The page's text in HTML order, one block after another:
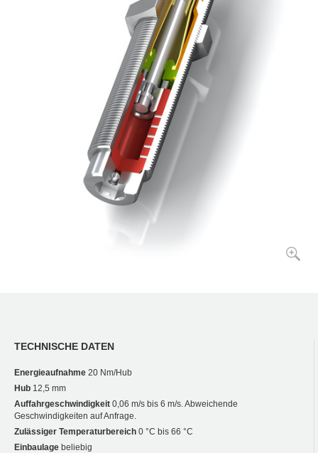
TECHNISCHE DATEN
Energieaufnahme 20 Nm/Hub
Hub 12,5 mm
Auffahrgeschwindigkeit 0,06 m/s bis 6 m/s. Abweichende
Geschwindigkeiten auf Anfrage.
Zulässiger Temperaturbereich 0 °C bis 66 °C
Einbaulage beliebig